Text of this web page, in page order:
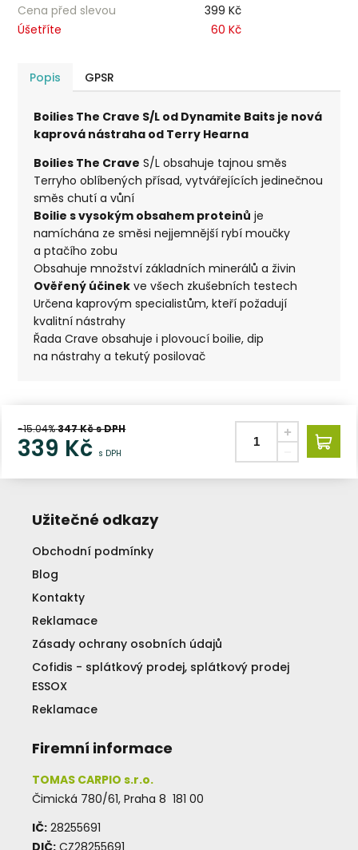
Cena před slevou
399 Kč
Úšetříte
60 Kč
Popis GPSR
Boilies The Crave S/L od Dynamite Baits je nová
kaprová nástraha od Terry Hearna
Boilies The Crave S/L obsahuje tajnou směs
Terryho oblíbených přísad, vytvářejících jedinečnou
směs chutí a vůní
Boilie s vysokým obsahem proteinů je
namíchána ze směsi nejjemnější rybí moučky
a ptačího zobu
Obsahuje množství základních minerálů a živin
Ověřený účinek ve všech zkušebních testech
Určena kaprovým specialistům, kteří požadují
kvalitní nástrahy
Řada Crave obsahuje i plovoucí boilie, dip
na nástrahy a tekutý posilovač
-15.04%347Kč s DPH
339 Kč s DPH
Užitečné odkazy
Obchodní podmínky
Blog
Kontakty
Reklamace
Zásady ochrany osobních údajů
Cofidis - splátkový prodej, splátkový prodej
ESSOX
Reklamace
Firemní informace
TOMAS CARPIO s.r.o.
Čimická 780/61, Praha 8 181 00
IČ: 28255691
DIČ: CZ28255691